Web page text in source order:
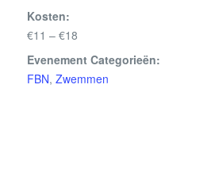
Kosten:
€11 – €18
Evenement Categorieën:
FBN, Zwemmen